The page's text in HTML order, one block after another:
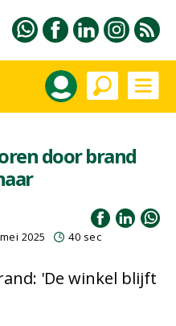
door brand
2025 40 sec
'De winkel blijft